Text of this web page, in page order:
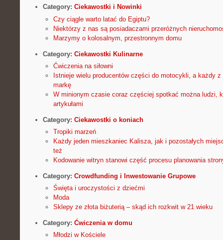
Category: Ciekawostki i Nowinki
Czy ciągle warto latać do Egiptu?
Niektórzy z nas są posiadaczami przeróżnych
Marzymy o kolosalnym, przestronnym domu
Category: Ciekawostki Kulinarne
Ćwiczenia na siłowni
Istnieje wielu producentów części do motocykli, a każdy
markę
W minionym czasie coraz częściej spotkać można ludzi,
artykułami
Category: Ciekawostki o koniach
Tropiki marzeń
Każdy jeden mieszkaniec Kalisza, jak i pozostałych
też
Kodowanie witryn stanowi część procesu planowania
Category: Crowdfunding i Inwestowanie Grupowe
Święta i uroczystości z dziećmi
Moda
Sklepy ze złota biżuterią – skąd ich rozkwit w 21 wieku
Category: Ćwiczenia w domu
Młodzi w Kościele